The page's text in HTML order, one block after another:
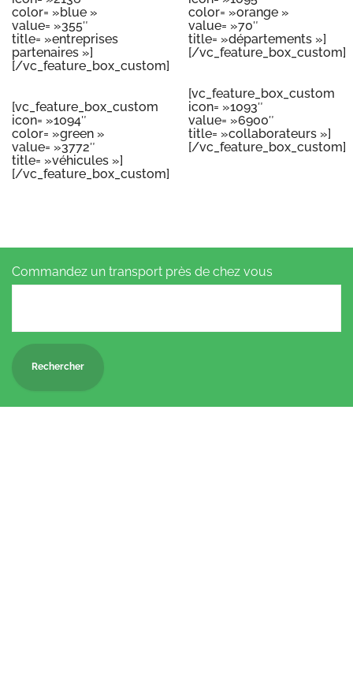
color= »blue »
value= »355″
title= »entreprises
partenaires »]
[/vc_feature_box_custom]
[vc_feature_box_custom
icon= »1094″
color= »green »
value= »3772″
title= »véhicules »]
[/vc_feature_box_custom]
color= »orange »
value= »70″
title= »départements »]
[/vc_feature_box_custom]
[vc_feature_box_custom
icon= »1093″
value= »6900″
title= »collaborateurs »]
[/vc_feature_box_custom]
Commandez un transport près de chez vous